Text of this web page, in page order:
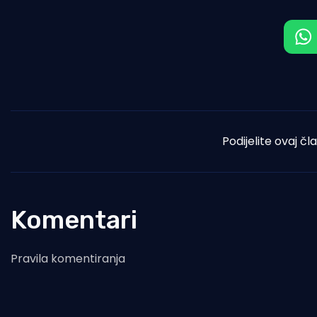
Podijelite ovaj
Komentari
Pravila komentiranja